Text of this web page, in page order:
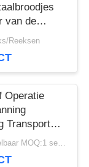
van de
Reeksen
Operatie
Transport
Onderhandelbaar MOQ:1 set/sets